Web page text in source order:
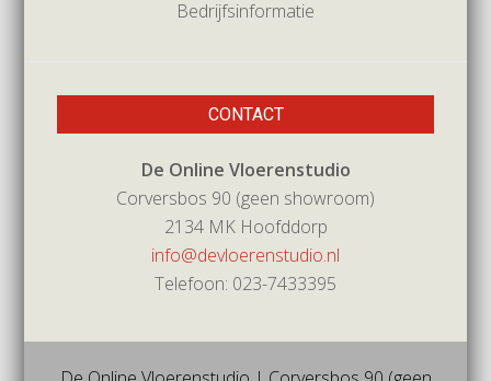
Bedrijfsinformatie
CONTACT
De Online Vloerenstudio
Corversbos 90 (geen showroom)
2134 MK Hoofddorp
info@devloerenstudio.nl
Telefoon: 023-7433395